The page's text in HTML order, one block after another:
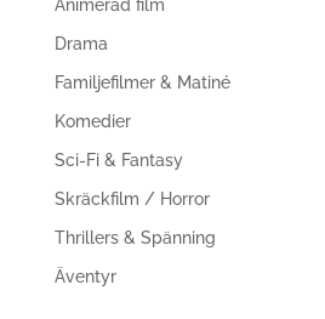
Animerad film
Drama
Familjefilmer & Matiné
Komedier
Sci-Fi & Fantasy
Skräckfilm / Horror
Thrillers & Spänning
Äventyr